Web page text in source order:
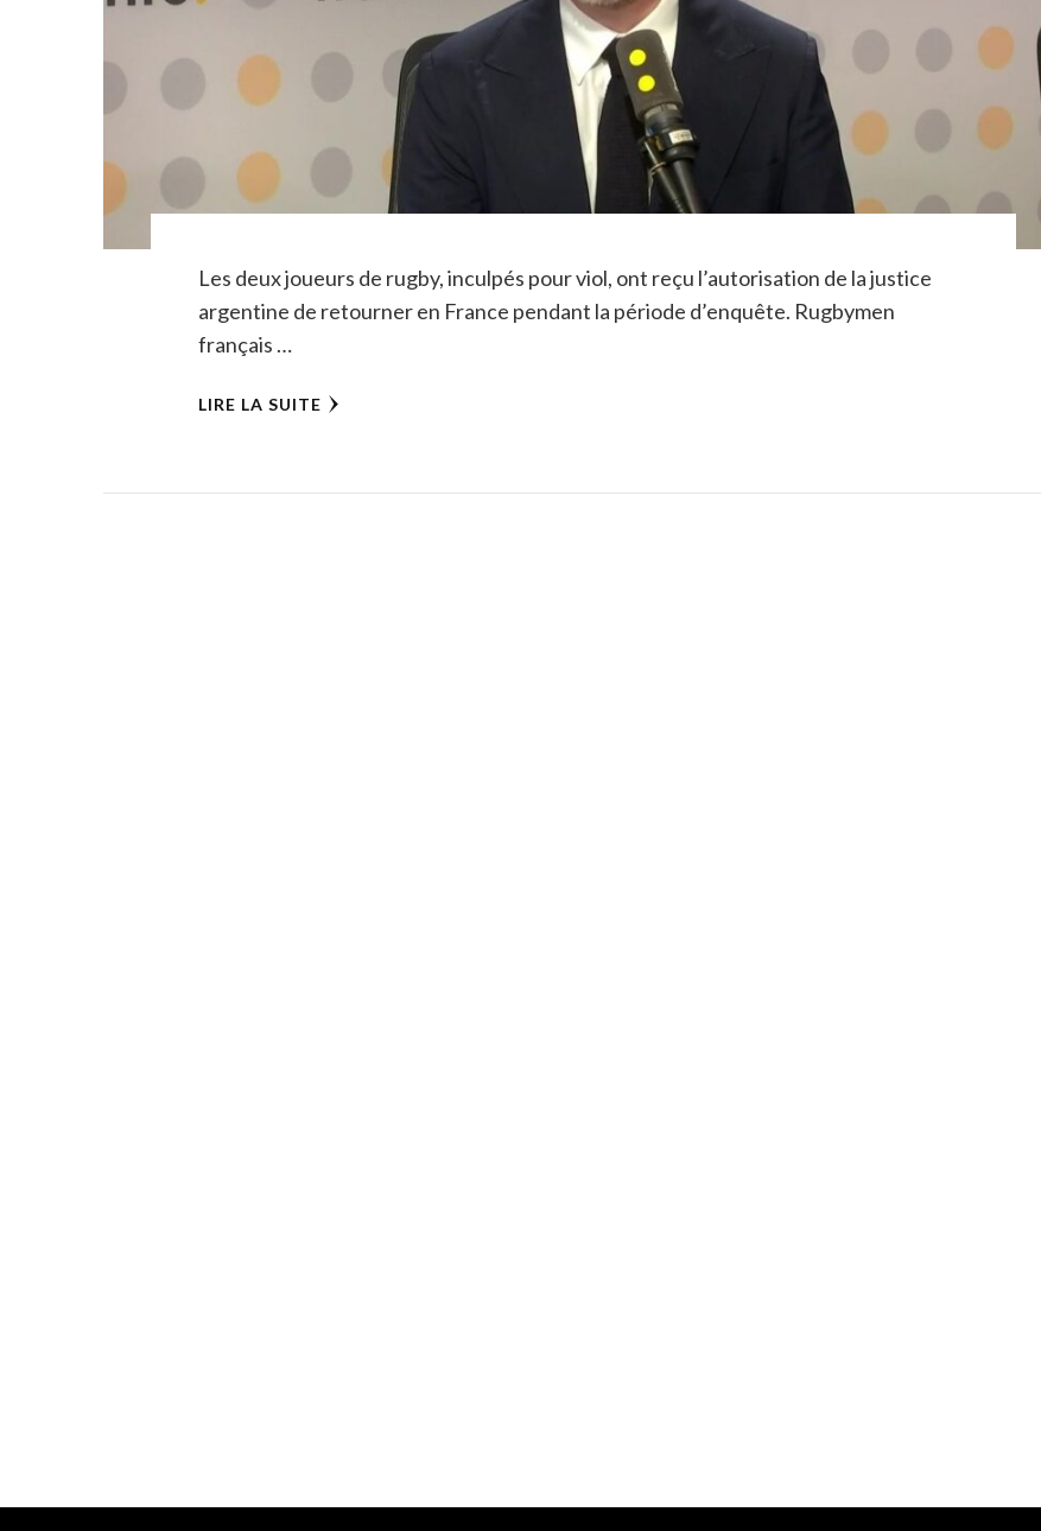
Les deux joueurs de rugby, inculpés pour viol, ont reçu l’autorisation de la justice
argentine de retourner en France pendant la période d’enquête. Rugbymen
français …
LIRE LA SUITE